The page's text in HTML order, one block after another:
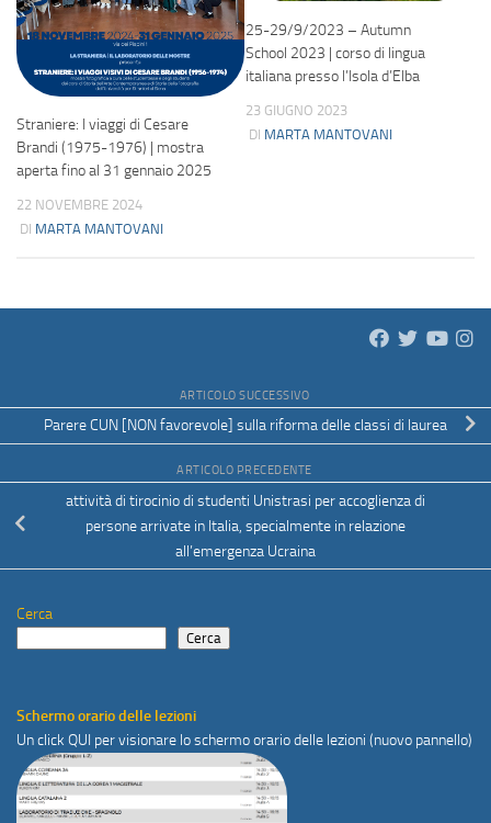
Straniere: I viaggi di Cesare
Brandi (1975-1976) | mostra
aperta fino al 31 gennaio 2025
22 NOVEMBRE 2024
DI MARTA MANTOVANI
25-29/9/2023 – Autumn
School 2023 | corso di lingua
italiana presso l’Isola d’Elba
23 GIUGNO 2023
DI MARTA MANTOVANI
ARTICOLO SUCCESSIVO
Parere CUN [NON favorevole] sulla riforma delle classi di laurea
ARTICOLO PRECEDENTE
attività di tirocinio di studenti Unistrasi per accoglienza di
persone arrivate in Italia, specialmente in relazione
all’emergenza Ucraina
Cerca
Cerca
Schermo orario delle lezioni
Un click QUI per visionare lo schermo orario delle lezioni (nuovo pannello)